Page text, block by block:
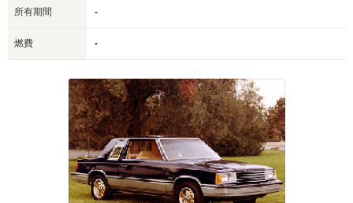
所有期間 -
燃費 -